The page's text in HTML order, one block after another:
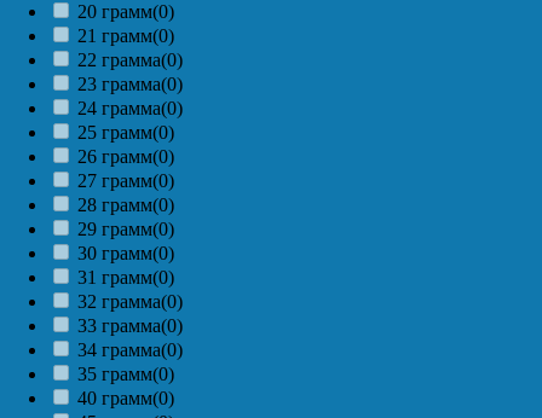
20 грамм(0)
21 грамм(0)
22 грамма(0)
23 грамма(0)
24 грамма(0)
25 грамм(0)
26 грамм(0)
27 грамм(0)
28 грамм(0)
29 грамм(0)
30 грамм(0)
31 грамм(0)
32 грамма(0)
33 грамма(0)
34 грамма(0)
35 грамм(0)
40 грамм(0)